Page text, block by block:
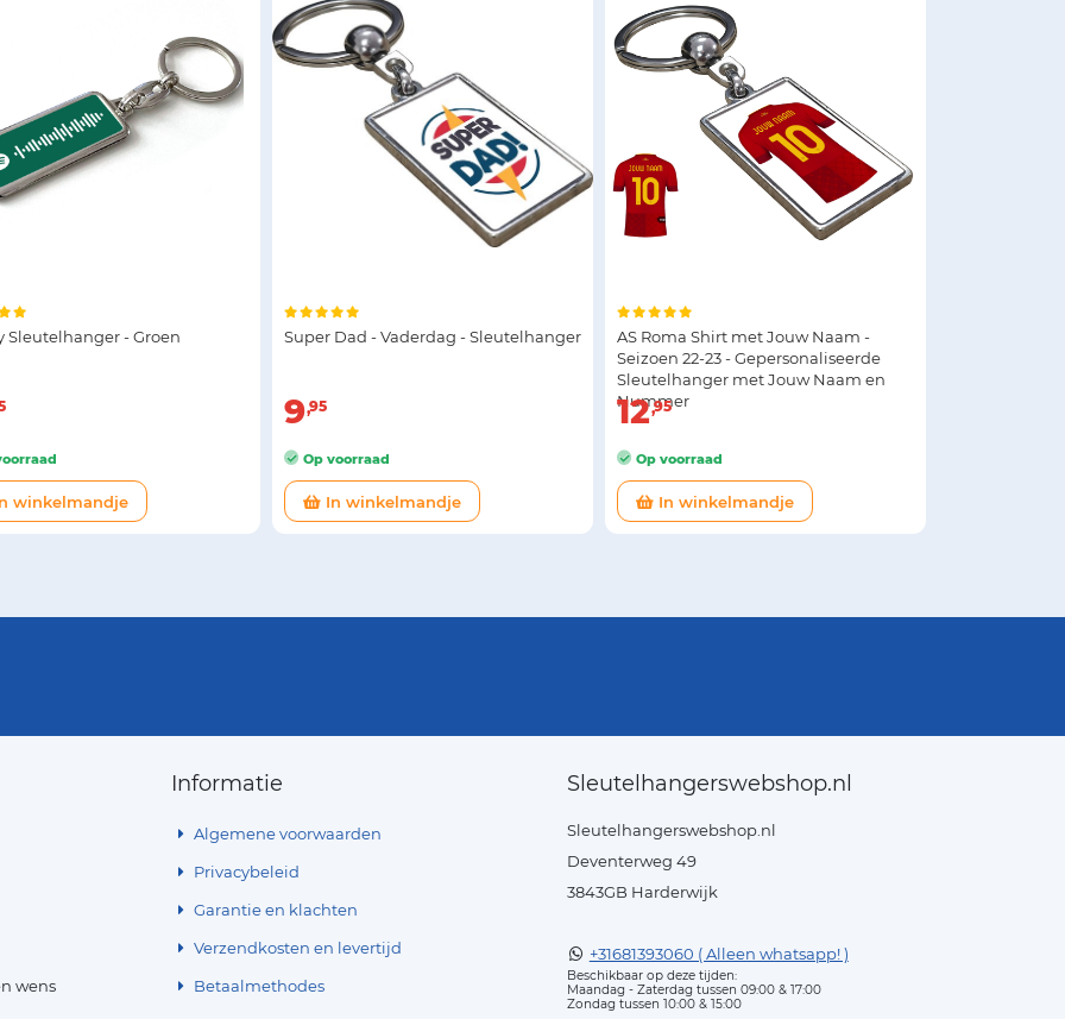
Sleutelhanger - Groen
winkelmandje
Super Dad - Vaderdag - Sleutelhanger
9 95
Op voorraad
In winkelmandje
AS Roma Shirt met Jouw Naam -
Seizoen 22-23 - Gepersonaliseerde
Sleutelhanger met Jouw Naam en
Nummer
12 95
Op voorraad
In winkelmandje
wens
Informatie
Algemene voorwaarden
Privacybeleid
Garantie en klachten
Verzendkosten en levertijd
Betaalmethodes
Sleutelhangerswebshop.nl
Sleutelhangerswebshop.nl
Deventerweg 49
3843GB Harderwijk
+31681393060 ( Alleen whatsapp! )
Beschikbaar op deze tijden:
Maandag - Zaterdag tussen 09:00 & 17:00
Zondag tussen 10:00 & 15:00